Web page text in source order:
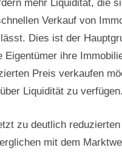
mehr Liquidität, die
Verkauf von
Dies ist der
Eigentümer ihre
Preis verkaufen
Liquidität zu verfügen.
zu deutlich reduzierten
mit dem